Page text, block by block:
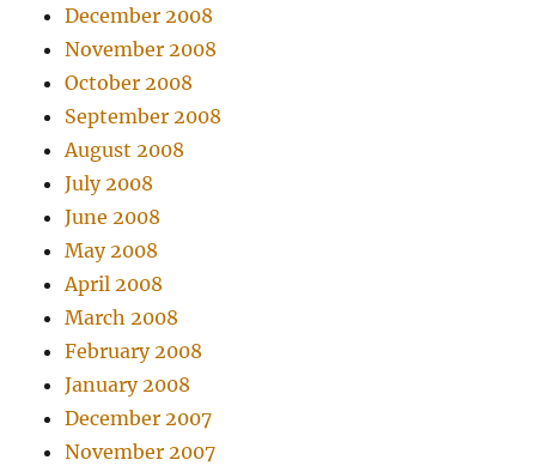
December 2008
November 2008
October 2008
September 2008
August 2008
July 2008
June 2008
May 2008
April 2008
March 2008
February 2008
January 2008
December 2007
November 2007